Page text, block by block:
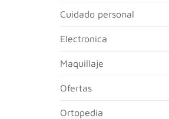
cuidado personal
electronica
maquillaje
ofertas
ortopedia